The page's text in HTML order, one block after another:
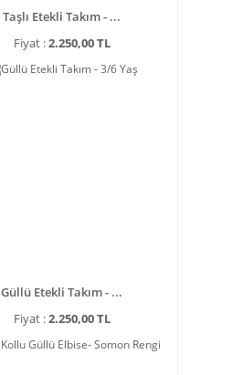
Taşlı Etekli Takım - ...
Fiyat :2.250,00 TL
Güllü Etekli Takım - ...
Fiyat :2.250,00 TL